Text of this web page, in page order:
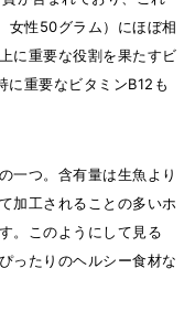
女性50グラム）にほぼ相
に重要な役割を果たすビ
に重要なビタミンB12も
一つ。含有量は生魚より
加工されることの多いホ
。このようにして見る
ったりのヘルシー食材な